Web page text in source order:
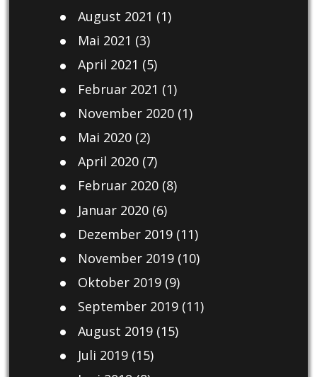
August 2021 (1)
Mai 2021 (3)
April 2021 (5)
Februar 2021 (1)
November 2020(1)
Mai 2020(2)
April 2020(7)
Februar 2020(8)
Januar 2020(6)
Dezember 2019(11)
November 2019(10)
Oktober 2019(9)
September 2019(11)
August 2019(15)
Juli 2019(15)